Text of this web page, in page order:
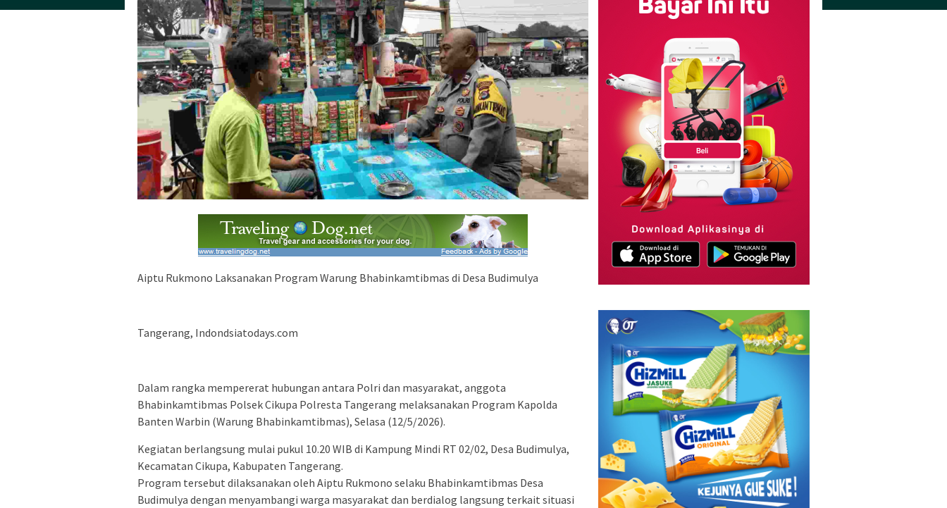
Aiptu Rukmono Laksanakan Program Warung Bhabinkamtibmas di Desa Budimulya
Tangerang, Indondsiatodays.com
Dalam rangka mempererat hubungan antara Polri dan masyarakat, anggota
Bhabinkamtibmas Polsek Cikupa Polresta Tangerang melaksanakan Program Kapolda
Banten Warbin (Warung Bhabinkamtibmas), Selasa (12/5/2026).
Kegiatan berlangsung mulai pukul 10.20 WIB di Kampung Mindi RT 02/02, Desa Budimulya,
Kecamatan Cikupa, Kabupaten Tangerang.
Program tersebut dilaksanakan oleh Aiptu Rukmono selaku Bhabinkamtibmas Desa
Budimulya dengan menyambangi warga masyarakat dan berdialog langsung terkait situasi